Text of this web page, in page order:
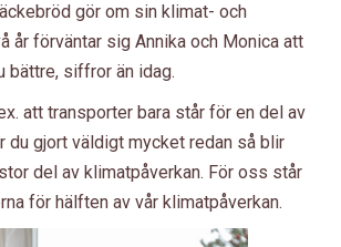
gör om sin klimat- och
år förväntar sig Annika och Monica att
bättre, siffror än idag.
att transporter bara står för en del av
du gjort väldigt mycket redan så blir
del av klimatpåverkan. För oss står
för hälften av vår klimatpåverkan.